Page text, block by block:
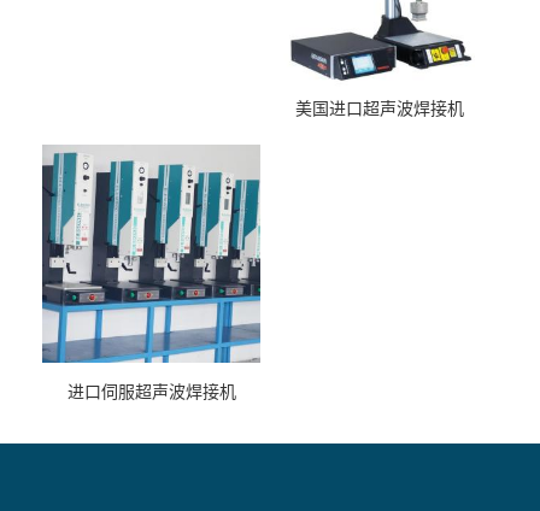
美国进口超声波焊接机
进口伺服超声波焊接机